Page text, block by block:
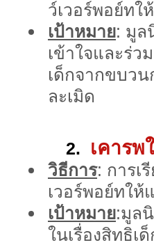
ว์เวอร์พอย์ท
เป้าหมาย: มูล
เข้าใจและร่ว
เด็กจากขบว
ละเมิด
2. เคารพ
วิธีการ: การเ
เวอร์พอย์ทใ
เป้าหมาย:มูล
ในเรื่องสิทธิ